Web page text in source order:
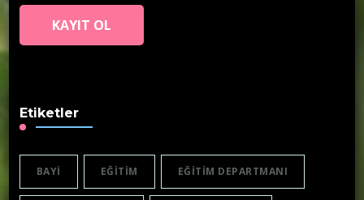
Etiketler
BAYI EĞITIM EĞITIM DEPARTMANI